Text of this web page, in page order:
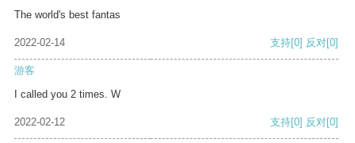
The world's best fantas
2022-02-14 支持[0] 反对[0]
游客
I called you 2 times. W
2022-02-12 支持[0] 反对[0]